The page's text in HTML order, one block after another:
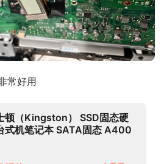
常好用
顿（Kingston） SSD固态硬
式机笔记本 SATA固态 A400